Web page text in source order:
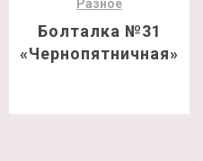
Разное
Болталка №31
«Чернопятничная»